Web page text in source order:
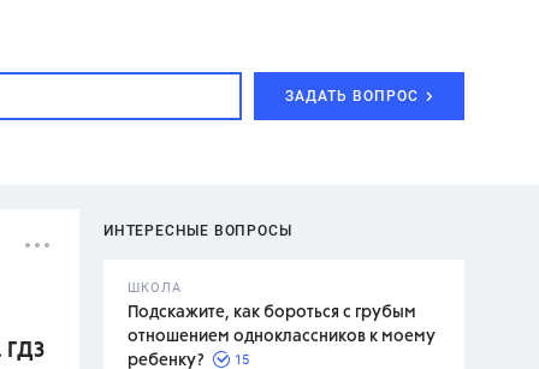
ЗАДАТЬ ВОПРОС
ИНТЕРЕСНЫЕ ВОПРОСЫ
ШКОЛА
Подскажите, как бороться с грубым
отношением одноклассников к моему
ребенку?
15
ГДЗ